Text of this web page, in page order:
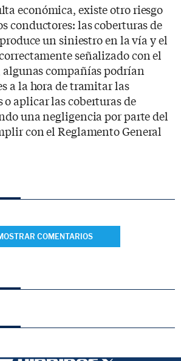
económica, existe otro riesgo
conductores: las coberturas de
un siniestro en la vía y el
señalizado con el
compañías podrían
a la hora de tramitar las
aplicar las coberturas de
una negligencia por parte del
con el Reglamento General
COMENTARIOS